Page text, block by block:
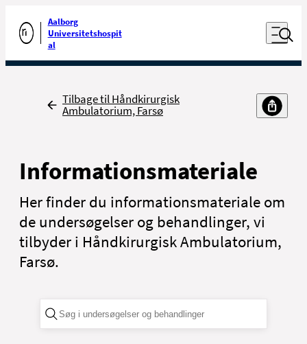
Gå til forsiden
Aalborg
Universitetshospit
al
Åben
Udfør søgning
Tilbage
Tilbage til Håndkirurgisk
Ambulatorium, Farsø
Informationsmateriale
Her finder du informationsmateriale om
de undersøgelser og behandlinger, vi
tilbyder i Håndkirurgisk Ambulatorium,
Farsø.